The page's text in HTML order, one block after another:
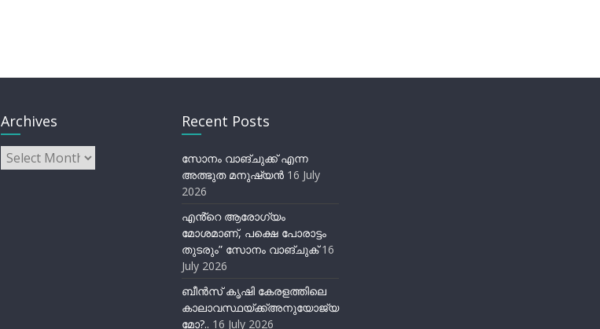
Archives
Archives
Recent Posts
സോനം വാങ്ചുക്ക് എന്ന
അത്ഭുത മനുഷ്യന്‍ 16 July
2026
എൻ്റെ ആരോഗ്യം
മോശമാണ്, പക്ഷെ പോരാട്ടം
തുടരും” സോനം വാങ്ചുക് 16
July 2026
ബീന്‍സ് കൃഷി കേരളത്തിലെ
കാലാവസ്ഥയ്ക്ക്അനുയോജ്യ
മോ?.. 16 July 2026